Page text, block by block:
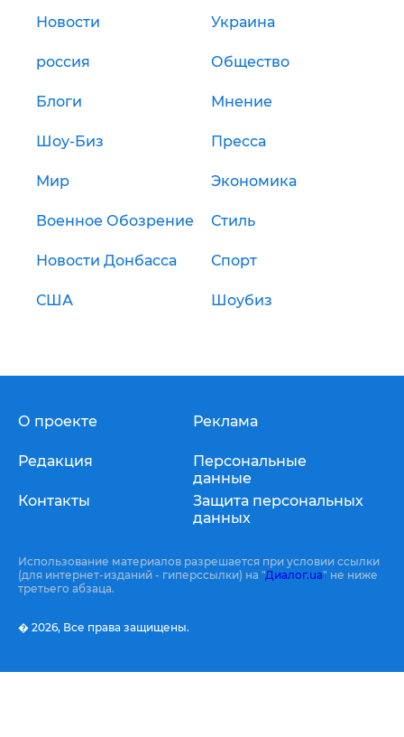
Новости Украина
россия Общество
Блоги Мнение
Шоу-Биз Пресса
Мир Экономика
Военное Обозрение Стиль
Новости Донбасса Спорт
США Шоубиз
О проекте
Редакция
Контакты
Реклама
Персональные
данные
Защита персональных
данных
Использование материалов разрешается при условии ссылки
(для интернет-изданий - гиперссылки) на "Диалог.ua" не ниже
третьего абзаца.
� 2026, Все права защищены.